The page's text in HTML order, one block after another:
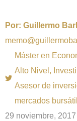
Por: Guillermo
Máster en
Alto Nivel,
Asesor de
mercados
29 noviembre, 2017